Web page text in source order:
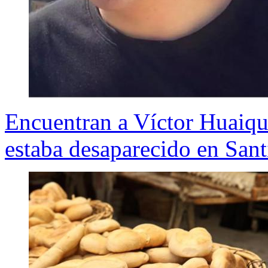
Encuentran a Víctor
estaba desaparecido en